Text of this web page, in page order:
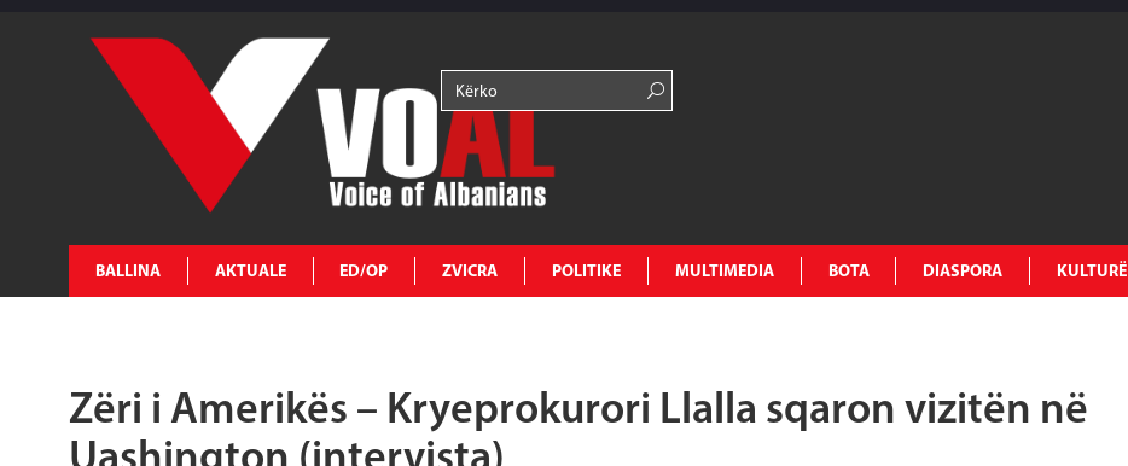
BALLINA AKTUALE ED/OP ZVICRA POLITIKE MULTIMEDIA BOTA DIASPORA KULTURË
Zëri i Amerikës – Kryeprokurori Llalla sqaron vizitën në